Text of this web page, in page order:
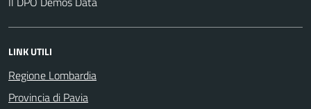
LINK UTILI
Regione Lombardia
Provincia di Pavia